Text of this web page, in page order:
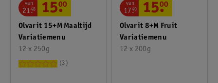
Olvarit 15+M Maaltijd
Variatiemenu
12 x 250g
van
21.
48 15.
00
3
Olvarit 8+M Fruit
Variatiemenu
12 x 200g
van
17.
40 15.
00